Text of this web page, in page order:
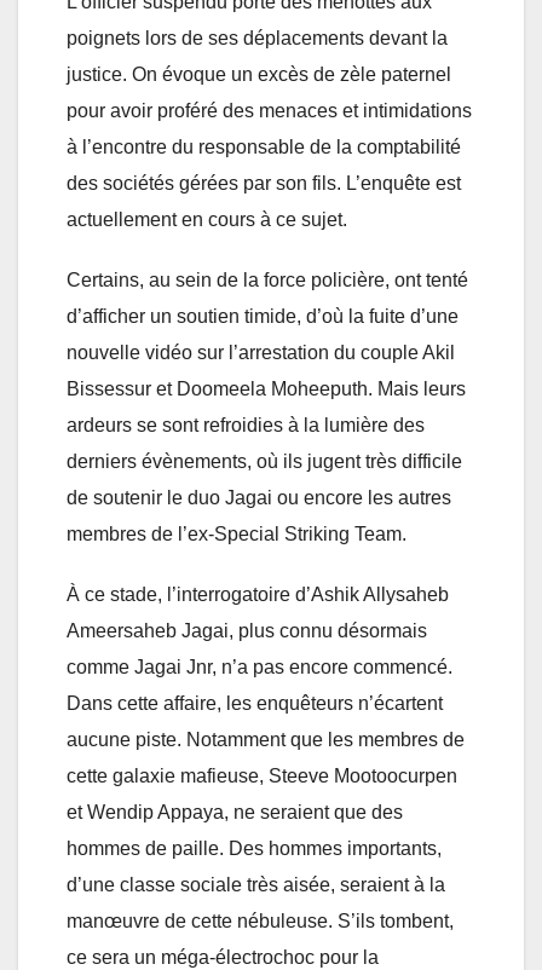
poignets lors de ses déplacements devant la
justice. On évoque un excès de zèle paternel
pour avoir proféré des menaces et intimidations
à l’encontre du responsable de la comptabilité
des sociétés gérées par son fils. L’enquête est
actuellement en cours à ce sujet.
Certains, au sein de la force policière, ont tenté
d’afficher un soutien timide, d’où la fuite d’une
nouvelle vidéo sur l’arrestation du couple Akil
Bissessur et Doomeela Moheeputh. Mais leurs
ardeurs se sont refroidies à la lumière des
derniers évènements, où ils jugent très difficile
de soutenir le duo Jagai ou encore les autres
membres de l’ex-Special Striking Team.
À ce stade, l’interrogatoire d’Ashik Allysaheb
Ameersaheb Jagai, plus connu désormais
comme Jagai Jnr, n’a pas encore commencé.
Dans cette affaire, les enquêteurs n’écartent
aucune piste. Notamment que les membres de
cette galaxie mafieuse, Steeve Mootoocurpen
et Wendip Appaya, ne seraient que des
hommes de paille. Des hommes importants,
d’une classe sociale très aisée, seraient à la
manœuvre de cette nébuleuse. S’ils tombent,
ce sera un méga-électrochoc pour la